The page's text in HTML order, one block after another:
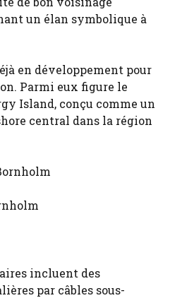
un élan symbolique à
en développement pour
Parmi eux figure le
Island, conçu comme un
central dans la région
incluent des
par câbles sous-